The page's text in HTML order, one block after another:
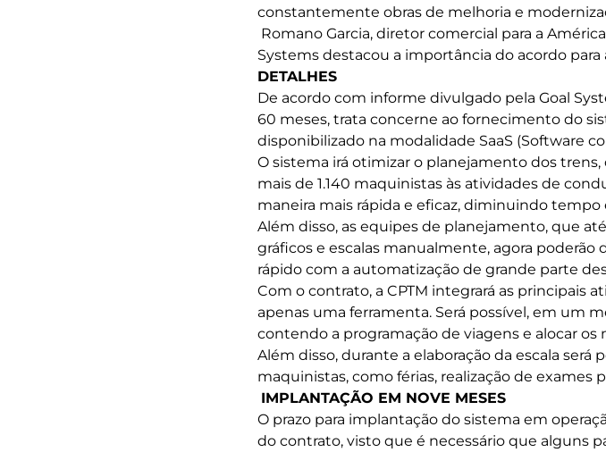
constantemente obras de melhoria e
Romano Garcia, diretor comercial para a
Systems destacou a importância do acordo para
DETALHES
De acordo com informe divulgado pela Goal
60 meses, trata concerne ao fornecimento do
disponibilizado na modalidade SaaS (Software
O sistema irá otimizar o planejamento dos
mais de 1.140 maquinistas às atividades de
maneira mais rápida e eficaz, diminuindo tempo
Além disso, as equipes de planejamento, que
gráficos e escalas manualmente, agora
rápido com a automatização de grande parte
Com o contrato, a CPTM integrará as principais
apenas uma ferramenta. Será possível, em um
contendo a programação de viagens e alocar os
Além disso, durante a elaboração da escala
maquinistas, como férias, realização de exames
IMPLANTAÇÃO EM NOVE MESES
O prazo para implantação do sistema em
do contrato, visto que é necessário que alguns